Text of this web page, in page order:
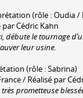
(rôle : Oudia /
Cédric Kahn
débute le tournage
leur usine.
(rôle : Sabrina)
/ Réalisé par
prometteuse